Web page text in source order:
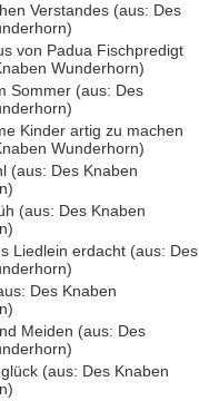
Verstandes (aus: Des
von Padua Fischpredigt
Wunderhorn)
Sommer (aus: Des
Kinder artig zu machen
Wunderhorn)
(aus: Des Knaben
(aus: Des Knaben
Liedlein erdacht (aus: Des
Des Knaben
Meiden (aus: Des
(aus: Des Knaben